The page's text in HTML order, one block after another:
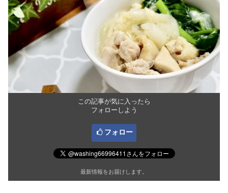
この記事が気に入ったら
フォローしよう
フォロー
最新情報をお届けします。